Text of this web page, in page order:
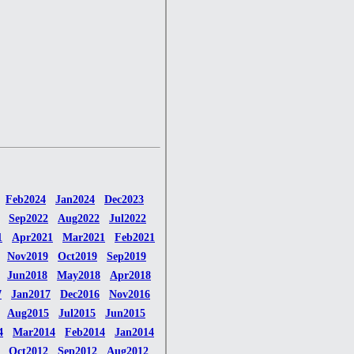
Feb2024 Jan2024
Dec2023
Sep2022 Aug2022
Jul2022
Apr2021 Mar2021
Feb2021
Nov2019 Oct2019
Sep2019
Jun2018 May2018
Apr2018
Jan2017 Dec2016
Nov2016
Aug2015 Jul2015
Jun2015
Mar2014 Feb2014
Jan2014
Oct2012 Sep2012 Aug2012